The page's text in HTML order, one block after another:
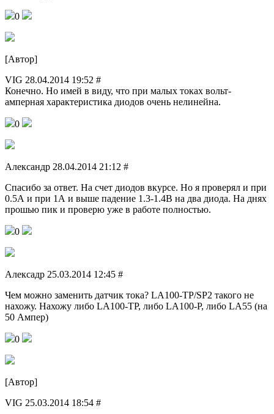
0
[Автор]
VIG 28.04.2014 19:52 #
Конечно. Но имей в виду, что при малых токах вольт-
амперная характеристика диодов очень нелинейна.
0
Александр 28.04.2014 21:12 #
Спасибо за ответ. На счет диодов вкурсе. Но я проверял и при
0.5А и при 1А и выше падение 1.3-1.4В на два диода. На днях
прошью пик и проверю уже в работе полностью.
0
Алексадр 25.03.2014 12:45 #
Чем можно заменить датчик тока? LA100-TP/SP2 такого не
нахожу. Нахожу либо LA100-TP, либо LA100-Р, либо LA55 (на
50 Ампер)
0
[Автор]
VIG 25.03.2014 18:54 #